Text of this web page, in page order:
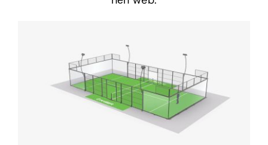
Tăng Doanh Số với Công Cụ
Cấu Hình Sản Phẩm Sân
Padel Tối Ưu